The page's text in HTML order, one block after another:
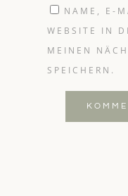
NAME, E-
WEBSITE IN
MEINEN
SPEICHERN.